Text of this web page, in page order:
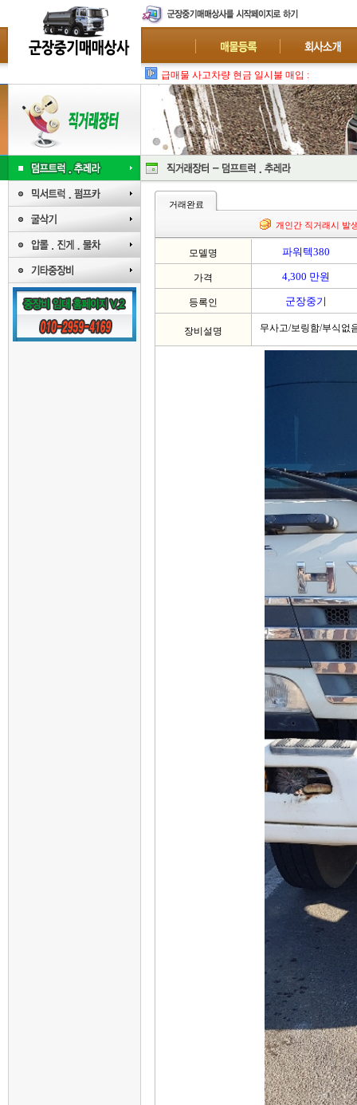
급매물 사고차량 현금 일시불 매입 : 폐차-수출
거래완료
개인간 직거래시 발
모델명 파워텍380
가격 4,300 만원
등록인 군장중기
장비설명 무사고/보링함/부식없